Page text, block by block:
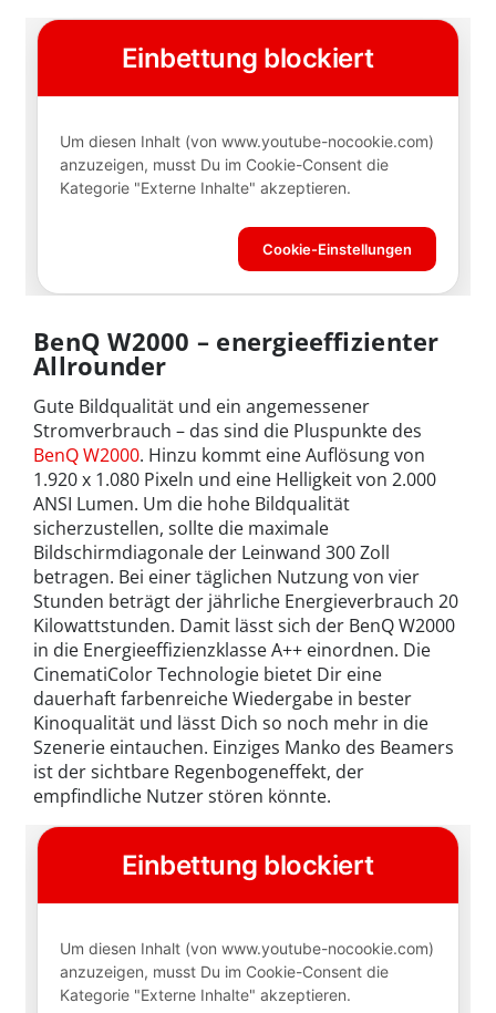
BenQ W2000 – energieeffizienter
Allrounder
Gute Bildqualität und ein angemessener
Stromverbrauch – das sind die Pluspunkte des
BenQ W2000. Hinzu kommt eine Auflösung von
1.920 x 1.080 Pixeln und eine Helligkeit von 2.000
ANSI Lumen. Um die hohe Bildqualität
sicherzustellen, sollte die maximale
Bildschirmdiagonale der Leinwand 300 Zoll
betragen. Bei einer täglichen Nutzung von vier
Stunden beträgt der jährliche Energieverbrauch 20
Kilowattstunden. Damit lässt sich der BenQ W2000
in die Energieeffizienzklasse A++ einordnen. Die
CinematiColor Technologie bietet Dir eine
dauerhaft farbenreiche Wiedergabe in bester
Kinoqualität und lässt Dich so noch mehr in die
Szenerie eintauchen. Einziges Manko des Beamers
ist der sichtbare Regenbogeneffekt, der
empfindliche Nutzer stören könnte.